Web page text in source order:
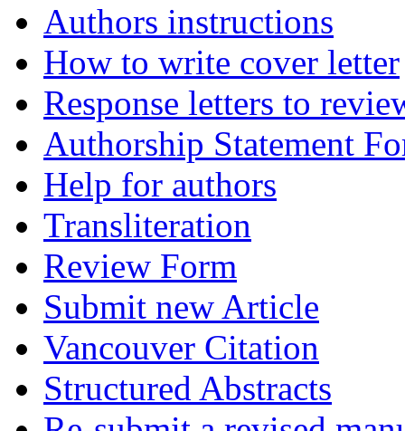
Authors instructions
How to write cover letter
Response letters to
Authorship Statement
Help for authors
Transliteration
Review Form
Submit new Article
Vancouver Citation
Structured Abstracts